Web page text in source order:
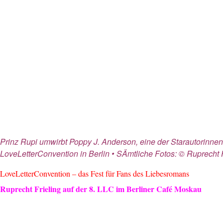
Prinz Rupi umwirbt Poppy J. Anderson, eine der
LoveLetterConvention in Berlin • SÄmtliche Fotos: © Ruprecht
LoveLetterConvention – das Fest für Fans des Liebesromans
Ruprecht Frieling auf der 8. LLC im Berliner Café Moskau